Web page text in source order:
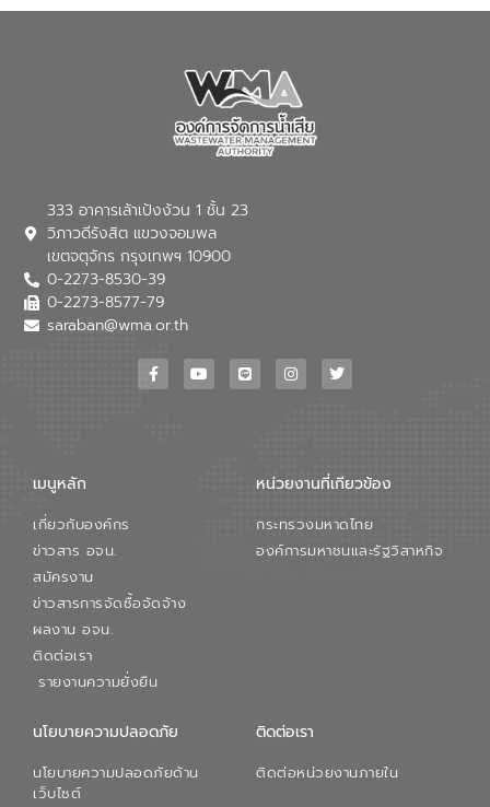
ตามมาตรฐานสากล
ประชาชนลดการเดินทาง ประหยัดเวลาและค่า
333 อาคารเล้าเป้งง้วน 1 ชั้น 23
วิภาวดีรังสิต แขวงจอมพล
เขตจตุจักร กรุงเทพฯ 10900
0-2273-8530-39
0-2273-8577-79
saraban@wma.or.th
เมนูหลัก
เกี่ยวกับองค์กร
ข่าวสาร อจน.
สมัครงาน
ข่าวสารการจัดซื้อจัดจ้าง
ผลงาน อจน.
ติดต่อเรา
รายงานความยั่งยืน
หน่วยงานที่เกียวข้อง
กระทรวงมหาดไทย
องค์การมหาชนและรัฐวิสาหกิจ
นโยบายความปลอดภัย
นโยบายความปลอดภัยด้าน
เว็บไซต์
ติดต่อเรา
ติดต่อหน่วยงานภายใน